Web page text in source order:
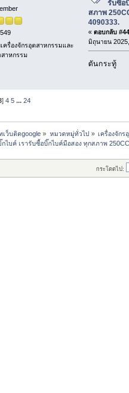
ครื่องจักรอุตสาหกรรมและ
าหกรรม
รับซื้อ
สภาพ
4090333.
« ตอบกลับ
มิถุนายน
ดันกระทู้
]4 5 ...24
เว็บติดgoogle » หมวดหมู่ทั่วไป» เครื่องจัก
กไบค์ เรารับซื้อบิ๊กไบค์มือสอง ทุกสภาพ
กระโดดไป: